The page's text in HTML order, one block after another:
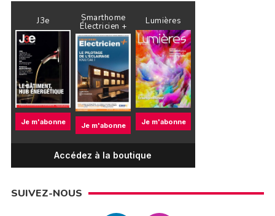
J3e
Je m'abonne
Smarthome
Électricien +
Je m'abonne
Lumières
Je m'abonne
Accédez à la boutique
SUIVEZ-NOUS